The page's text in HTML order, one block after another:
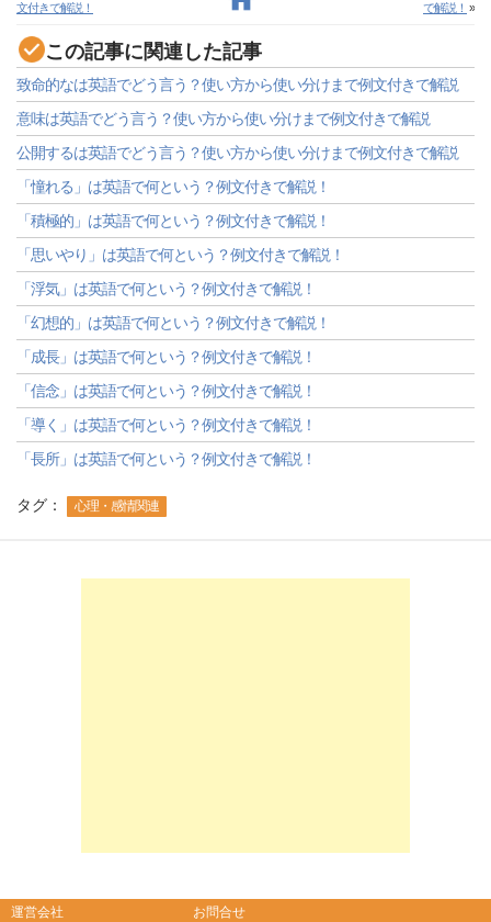
文付きで解説！
で解説！ »
この記事に関連した記事
致命的なは英語でどう言う？使い方から使い分けまで例文付きで解説
意味は英語でどう言う？使い方から使い分けまで例文付きで解説
公開するは英語でどう言う？使い方から使い分けまで例文付きで解説
「憧れる」は英語で何という？例文付きで解説！
「積極的」は英語で何という？例文付きで解説！
「思いやり」は英語で何という？例文付きで解説！
「浮気」は英語で何という？例文付きで解説！
「幻想的」は英語で何という？例文付きで解説！
「成長」は英語で何という？例文付きで解説！
「信念」は英語で何という？例文付きで解説！
「導く」は英語で何という？例文付きで解説！
「長所」は英語で何という？例文付きで解説！
タグ： 心理・感情関連
運営会社 お問合せ